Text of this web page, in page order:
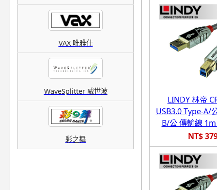
VAX 唯雅仕
WaveSplitter 威世波
彩之舞
LINDY 林帝
USB3.0 Type-A/
B/公 傳輸線
NT$